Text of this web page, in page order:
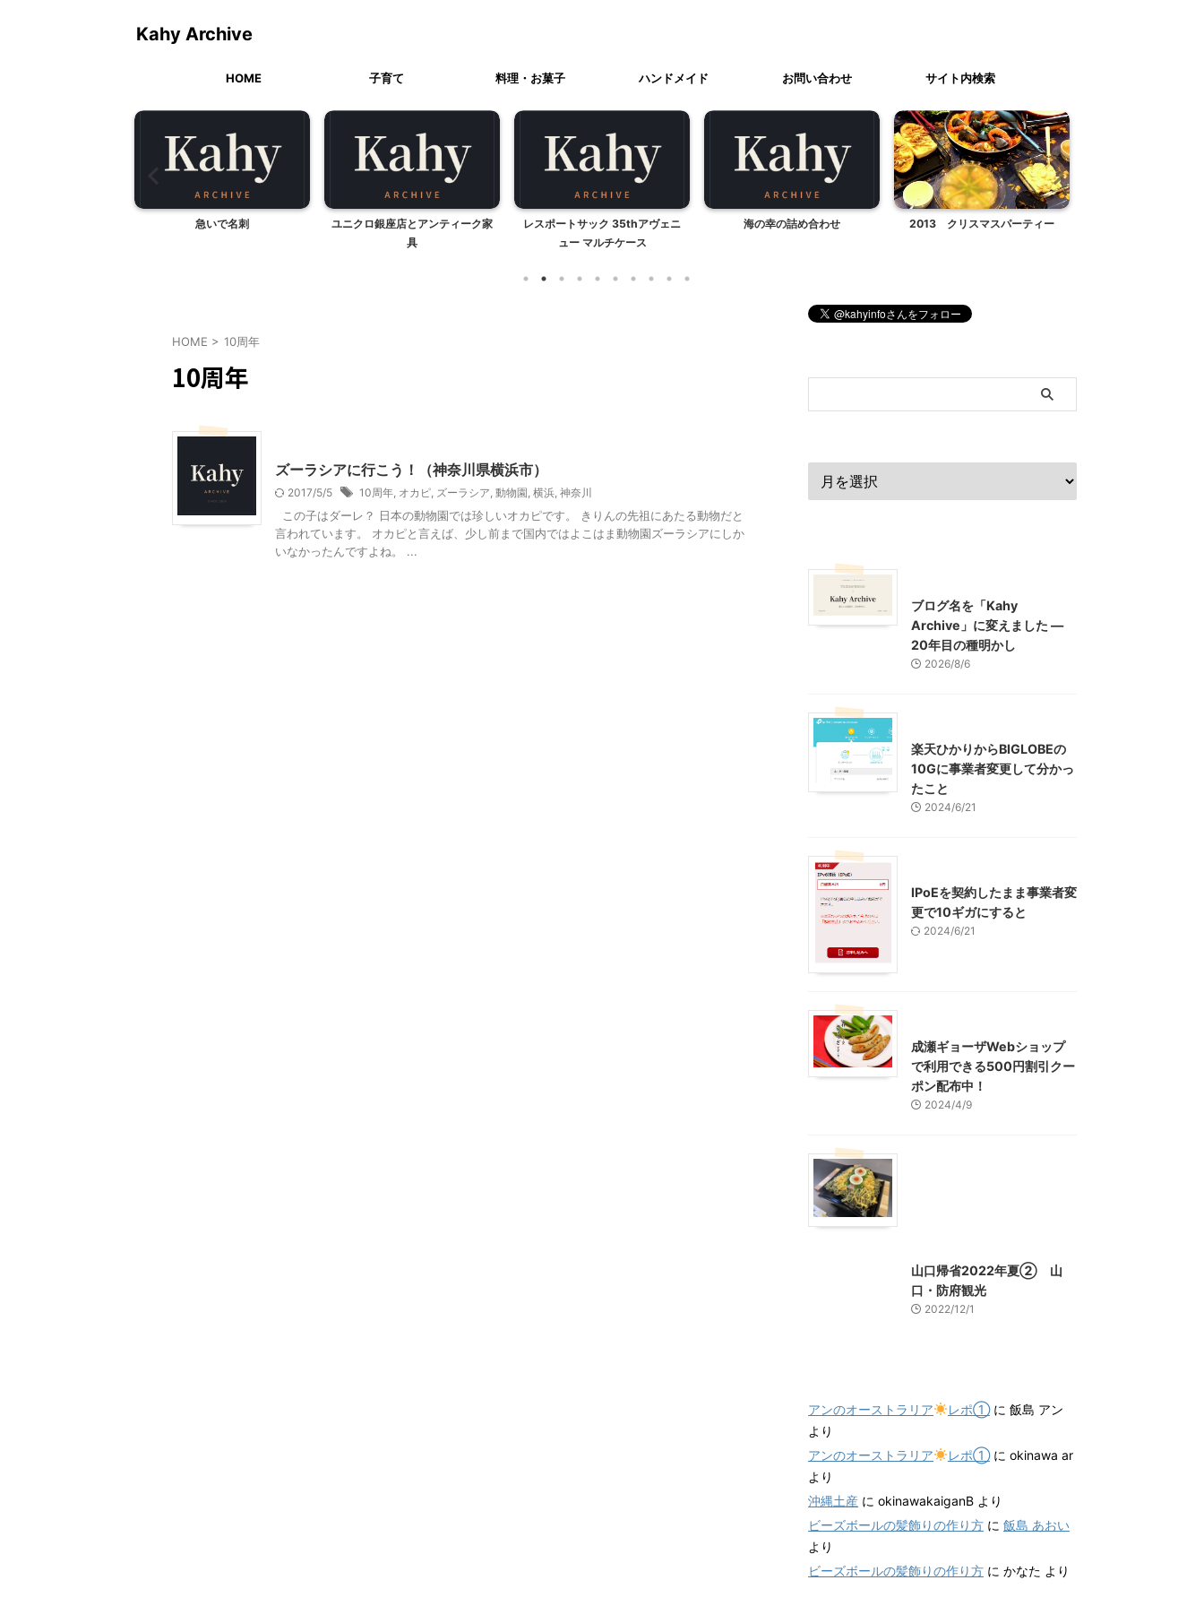
Kahy Archive
HOME 子育て 料理・お菓子 ハンドメイド お問い合わせ サイト内検索
急いで名刺
ユニクロ銀座店とアンティーク家
具
レスポートサック 35thアヴェニ
ュー マルチケース
海の幸の詰め合わせ 2013 クリスマスパーティー
HOME > 10周年
10周年
ズーラシアに行こう！（神奈川県横浜市）
2017/5/5 10周年 オカピ ズーラシア 動物園 横浜 神奈川
この子はダーレ？ 日本の動物園では珍しいオカピです。 きりんの先祖にあたる動物だと
言われています。 オカピと言えば、少し前まで国内ではよこはま動物園ズーラシアにしか
いなかったんですよね。 ...
ブログ名を「Kahy
Archive」に変えました ―
20年目の種明かし
2026/8/6
楽天ひかりからBIGLOBEの
10Gに事業者変更して分かっ
たこと
2024/6/21
IPoEを契約したまま事業者変
更で10ギガにすると
2024/6/21
成瀬ギョーザWebショップ
で利用できる500円割引クー
ポン配布中！
2024/4/9
山口帰省2022年夏② 山
口・防府観光
2022/12/1
アンのオーストラリア レポ①に 飯島 アン
より
アンのオーストラリア
レポ①に okinawa ar
より
沖縄土産 に okinawakaiganB より
ビーズボールの髪飾りの作り方 に 飯島 あおい
より
ビーズボールの髪飾りの作り方 に かなた より